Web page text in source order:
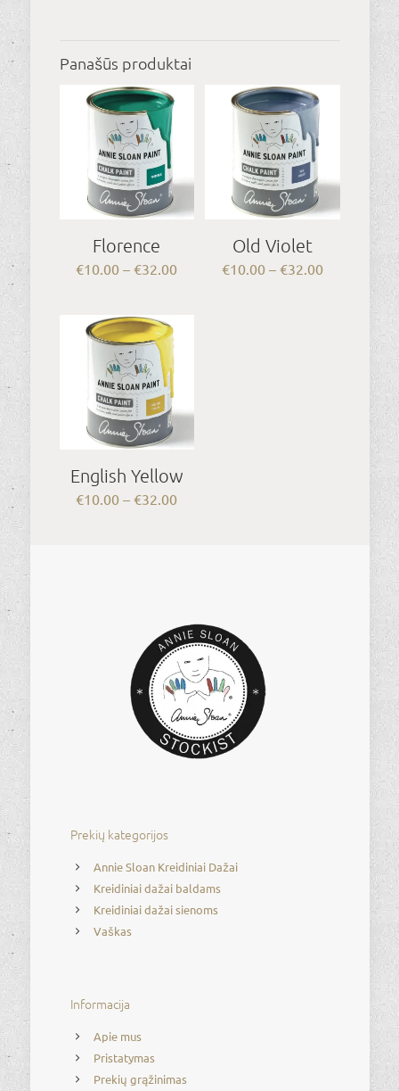
Panašūs produktai
Florence
€10.00 – €32.00Price
Old Violet
€10.00 – €32.00Price
English Yellow
€10.00 – €32.00Price
Prekių kategorijos
Annie Sloan Kreidiniai Dažai
Kreidiniai dažai baldams
Kreidiniai dažai sienoms
Vaškas
Informacija
Apie mus
Pristatymas
Prekių grąžinimas